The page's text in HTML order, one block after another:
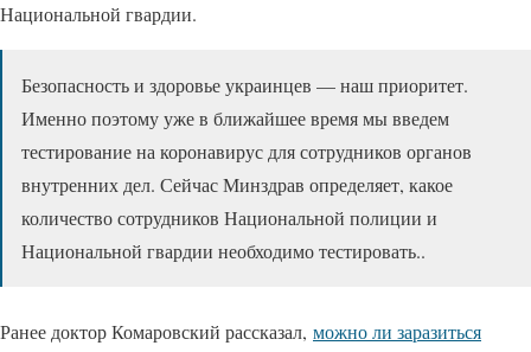
Национальной гвардии.
Безопасность и здоровье украинцев — наш приоритет.
Именно поэтому уже в ближайшее время мы введем
тестирование на коронавирус для сотрудников органов
внутренних дел. Сейчас Минздрав определяет, какое
количество сотрудников Национальной полиции и
Национальной гвардии необходимо тестировать..
Ранее доктор Комаровский рассказал, можно ли заразиться